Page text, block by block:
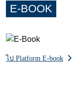
E-BOOK
ไป Platform E-book